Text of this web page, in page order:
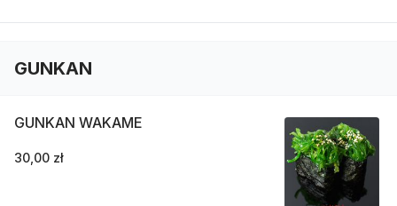
GUNKAN
GUNKAN WAKAME
30,00 zł